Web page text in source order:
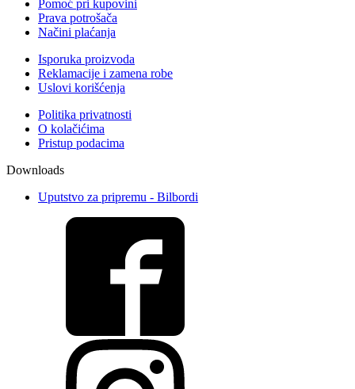
Pomoć pri kupovini
Prava potrošača
Načini plaćanja
Isporuka proizvoda
Reklamacije i zamena robe
Uslovi korišćenja
Politika privatnosti
O kolačićima
Pristup podacima
Downloads
Uputstvo za pripremu - Bilbordi